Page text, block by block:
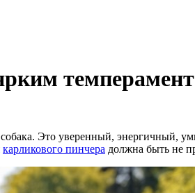
Это уверенный, энергичный,
карликового пинчера должна быть не